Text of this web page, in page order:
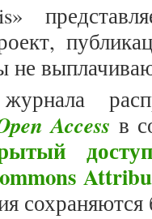
не
Access в